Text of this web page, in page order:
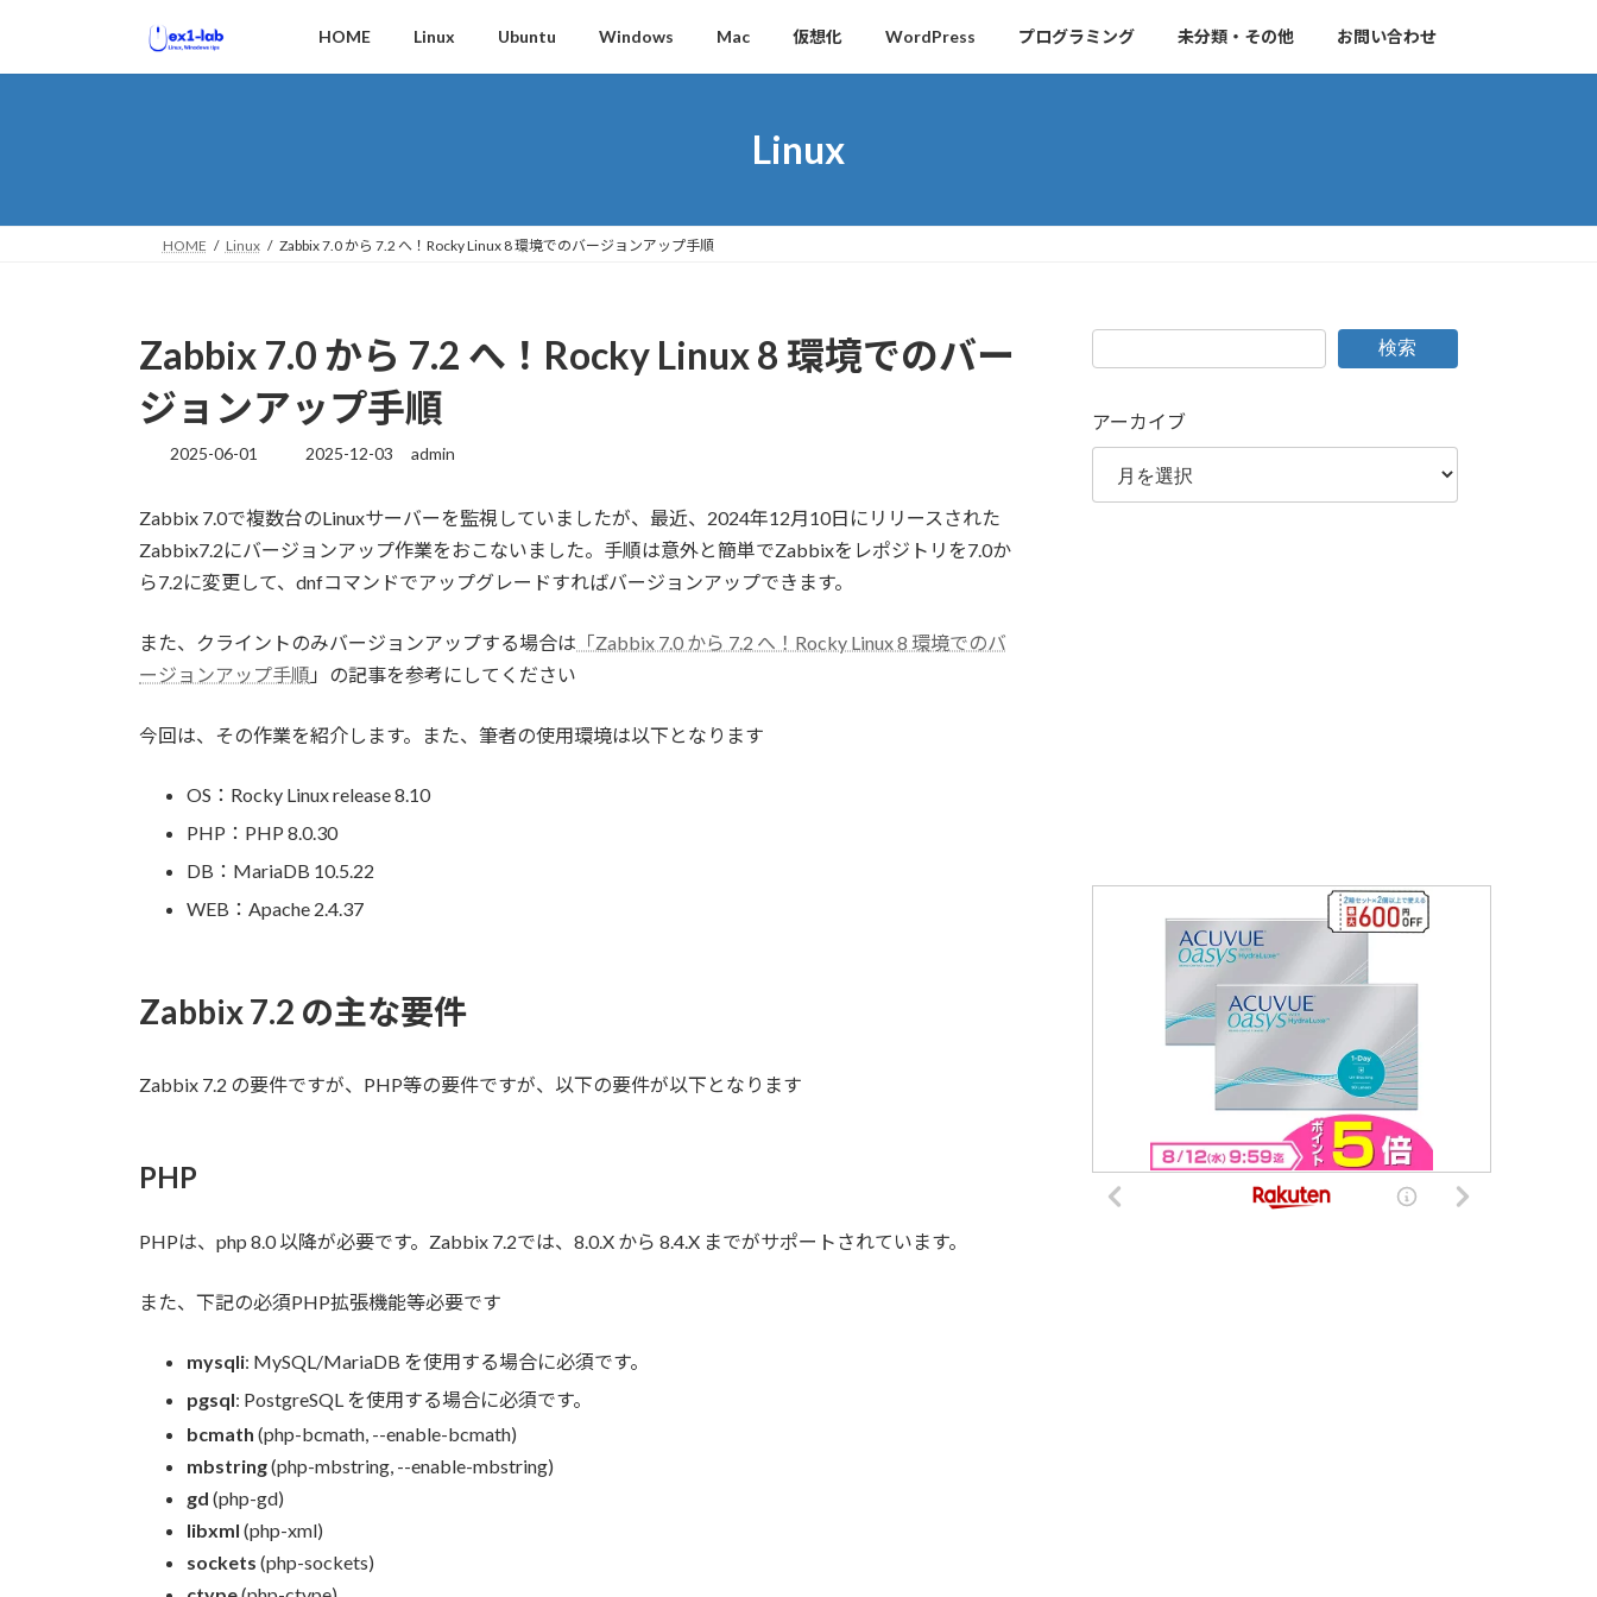
テ
ゲ
HOME Linux Ubuntu Windows Mac 仮想化 WordPress プログラミング 未分類・その他 お問い合わせ
Linux
HOME Linux Zabbix 7.0 から 7.2 へ！Rocky Linux 8 環境でのバージョンアップ手順
Zabbix 7.0 から 7.2 へ！Rocky Linux 8 環境でのバー
ジョンアップ手順
2025-06-01
最
新
日
時
:
2025-12-03 admin
Zabbix 7.0で複数台のLinuxサーバーを監視していましたが、最近、2024年12月10日にリリースされた
Zabbix7.2にバージョンアップ作業をおこないました。手順は意外と簡単でZabbixをレポジトリを7.0か
ら7.2に変更して、dnfコマンドでアップグレードすればバージョンアップできます。
また、クライントのみバージョンアップする場合は 「Zabbix 7.0 から 7.2 へ！Rocky Linux 8 環境でのバ
ージョンアップ手順 」の記事を参考にしてください
今回は、その作業を紹介します。また、筆者の使用環境は以下となります
OS：Rocky Linux release 8.10
PHP：PHP 8.0.30
DB：MariaDB 10.5.22
WEB：Apache 2.4.37
Zabbix 7.2 の主な要件
Zabbix 7.2 の要件ですが、PHP等の要件ですが、以下の要件が以下となります
PHP
PHPは、php 8.0 以降が必要です。Zabbix 7.2では、8.0.X から 8.4.X までがサポートされています。
また、下記の必須PHP拡張機能等必要です
mysqli: MySQL/MariaDB を使用する場合に必須です。
pgsql: PostgreSQL を使用する場合に必須です。
bcmath (php-bcmath, --enable-bcmath)
mbstring(php-mbstring, --enable-mbstring)
gd (php-gd)
libxml (php-xml)
sockets (php-sockets)
検索
アーカイブ